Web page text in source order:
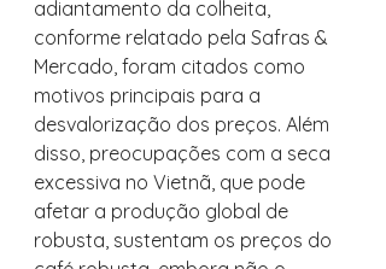
adiantamento da colheita,
conforme relatado pela Safras &
Mercado, foram citados como
motivos principais para a
desvalorização dos preços. Além
disso, preocupações com a seca
excessiva no Vietnã, que pode
afetar a produção global de
robusta, sustentam os preços do